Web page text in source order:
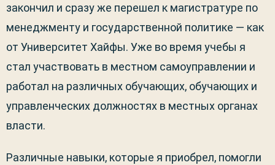
закончил и сразу же перешел к магистратуре по
менеджменту и государственной политике — как
от Университет Хайфы. Уже во время учебы я
стал участвовать в местном самоуправлении и
работал на различных обучающих, обучающих и
управленческих должностях в местных органах
власти.
Различные навыки, которые я приобрел, помогли